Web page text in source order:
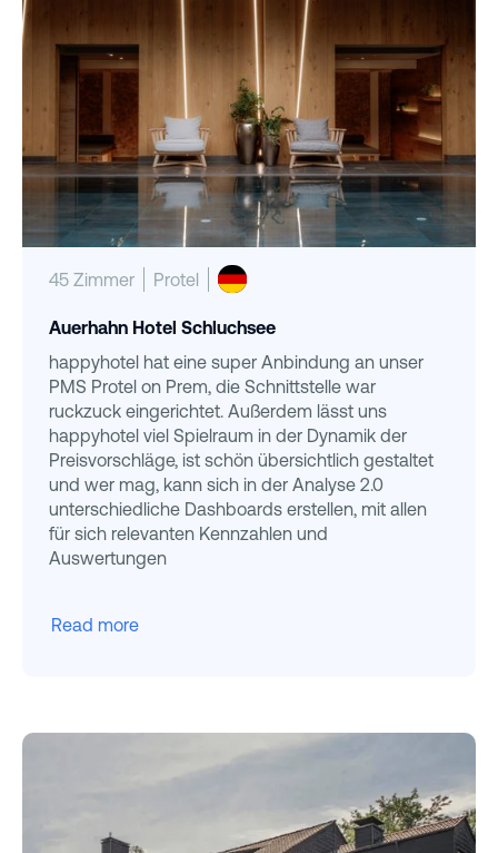
45 Zimmer Protel
Auerhahn Hotel Schluchsee
happyhotel hat eine super Anbindung an unser
PMS Protel on Prem, die Schnittstelle war
ruckzuck eingerichtet. Außerdem lässt uns
happyhotel viel Spielraum in der Dynamik der
Preisvorschläge, ist schön übersichtlich gestaltet
und wer mag, kann sich in der Analyse 2.0
unterschiedliche Dashboards erstellen, mit allen
für sich relevanten Kennzahlen und
Auswertungen
Read more